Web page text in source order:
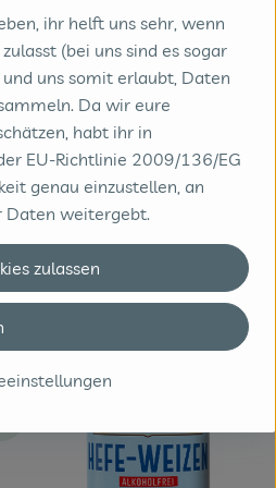
013
, Verband:
, Kontrollstelle:
DE-ÖKO-001
Im Angebot
Produkt zu Favouriten hinzufügen
ihr helft uns sehr, wenn
(bei uns sind es sogar
und uns somit erlaubt, Daten
Da wir eure
habt ihr in
EU-Richtlinie 2009/136/EG
genau einzustellen, an
Daten weitergebt.
zulassen